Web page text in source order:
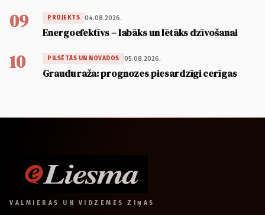
09 PROJEKTS 04.08.2026.
Energoefektīvs – labāks un lētāks dzīvošanai
10 PILSĒTĀS UN NOVADOS 05.08.2026.
Graudu raža: prognozes piesardzīgi cerīgas
VALMIERAS UN VIDZEMES ZIŅAS